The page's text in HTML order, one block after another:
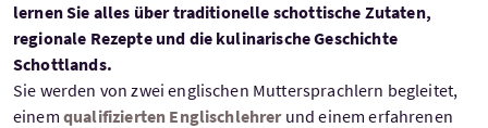
lernen Sie alles über traditionelle schottische Zutaten,
regionale Rezepte und die kulinarische Geschichte
Schottlands.
Sie werden von zwei englischen Muttersprachlern begleitet,
einem qualifizierten Englischlehrerund einem erfahrenen